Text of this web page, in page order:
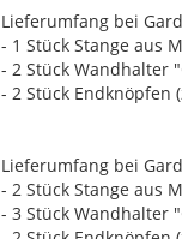
Lieferumfang bei
- 1 Stück Stange aus
- 2 Stück Wandhalter
- 2 Stück Endknöpfen
Lieferumfang bei
- 2 Stück Stange aus
- 3 Stück Wandhalter